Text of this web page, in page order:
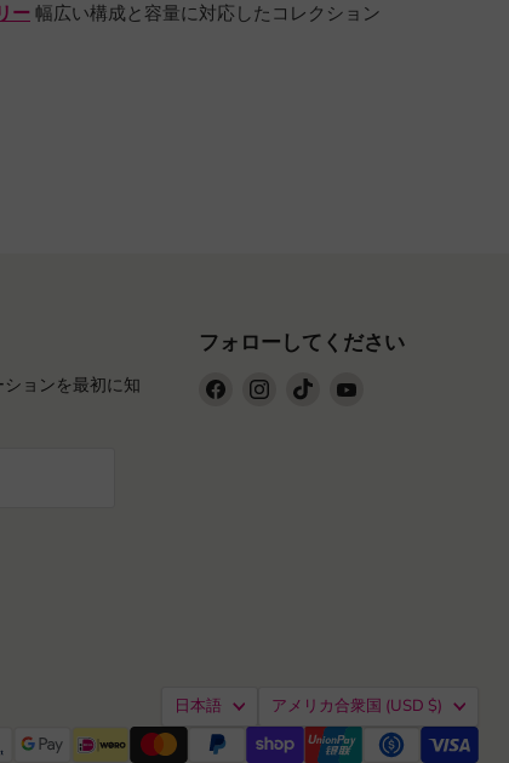
ー 幅広い構成と容量に対応したコレクション
ョンを最初に知
フォローしてください
FacebookInstagram
TikTok
言
語日本語 国アメリカ合衆国
(USD $)